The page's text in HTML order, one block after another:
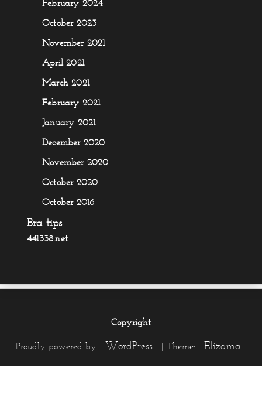
February 2024
October 2023
November 2021
April 2021
March 2021
February 2021
January 2021
December 2020
November 2020
October 2020
October 2016
Bra tips
441338.net
Copyright
Proudly powered by WordPress | Theme: Elizama